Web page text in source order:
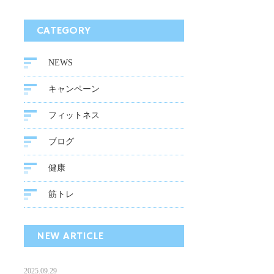
CATEGORY
NEWS
キャンペーン
フィットネス
ブログ
健康
筋トレ
NEW ARTICLE
2025.09.29